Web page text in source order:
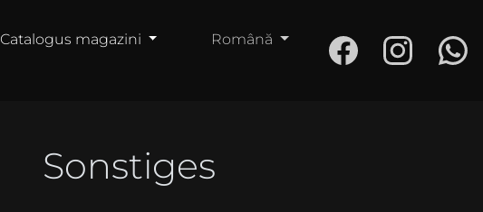
Catalogus magazini Română
Sonstiges